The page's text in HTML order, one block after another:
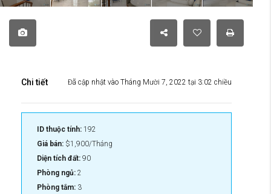
Chi tiết Đã cập nhật vào Tháng Mười 7, 2022 tại 3:02 chiều
ID thuộc tính: 192
Giá bán: $1,900/Tháng
Diện tích đất: 90
Phòng ngủ: 2
Phòng tắm: 3